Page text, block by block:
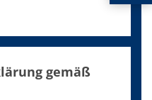
gemäß